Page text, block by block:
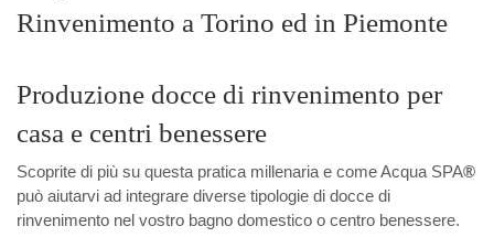
Acqua SPA -
interrate, Piscine
Minipiscine,
Rinvenimento a Torino ed in Piemonte
Produzione docce di rinvenimento per
casa e centri benessere
Scoprite di più su questa pratica millenaria e come Acqua SPA®
può aiutarvi ad integrare diverse tipologie di docce di
rinvenimento nel vostro bagno domestico o centro benessere.